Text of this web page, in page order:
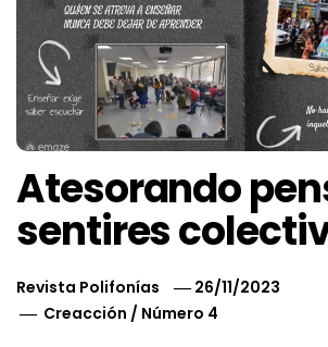
Atesorando
sentires
Revista Polifonías
26/11/2023
Creacción / Número 4